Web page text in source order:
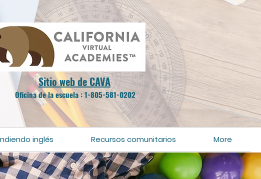
Sitio web de CAVA
Oficina de la escuela : 1-805-581-0202
inglés Recursos comunitarios More